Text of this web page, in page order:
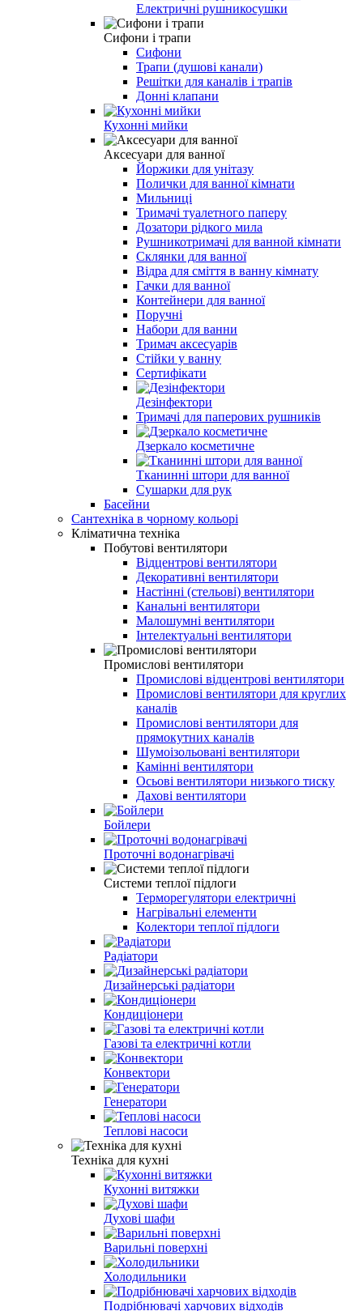
Електричні рушникосушки
Сифони і трапи
Сифони
Трапи (душові канали)
Решітки для каналів і трапів
Донні клапани
Кухонні мийки
Аксесуари для ванної
Йоржики для унітазу
Полички для ванної кімнати
Мильниці
Тримачі туалетного паперу
Дозатори рідкого мила
Рушникотримачі для ванной кімнати
Склянки для ванної
Відра для сміття в ванну кімнату
Гачки для ванної
Контейнери для ванної
Поручні
Набори для ванни
Тримач аксесуарів
Стійки у ванну
Сертифікати
Дезінфектори
Тримачі для паперових рушників
Дзеркало косметичне
Тканинні штори для ванної
Сушарки для рук
Басейни
Сантехніка в чорному кольорі
Кліматична техніка
Побутові вентилятори
Відцентрові вентилятори
Декоративні вентилятори
Настінні (стельові) вентилятори
Канальні вентилятори
Малошумні вентилятори
Інтелектуальні вентилятори
Промислові вентилятори
Промислові відцентрові вентилятори
Промислові вентилятори для круглих
каналів
Промислові вентилятори для
прямокутних каналів
Шумоізольовані вентилятори
Камінні вентилятори
Осьові вентилятори низького тиску
Дахові вентилятори
Бойлери
Проточні водонагрівачі
Системи теплої підлоги
Терморегулятори електричні
Нагрівальні елементи
Колектори теплої підлоги
Радіатори
Дизайнерські радіатори
Кондиціонери
Газові та електричні котли
Конвектори
Генератори
Теплові насоси
Техніка для кухні
Кухонні витяжки
Духові шафи
Варильні поверхні
Холодильники
Подрібнювачі харчових відходів